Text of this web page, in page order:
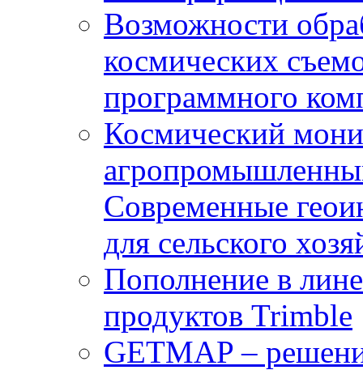
Возможности
космических
программного
Космический
Современные
для сельского
Пополнение в
продуктов Trimble
GETMAP –